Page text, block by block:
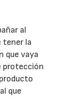
al
tener la
que vaya
protección
que